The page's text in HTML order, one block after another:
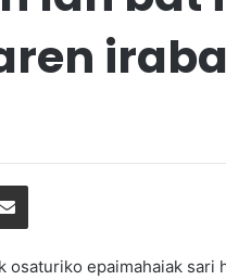
epaimahaiak sari